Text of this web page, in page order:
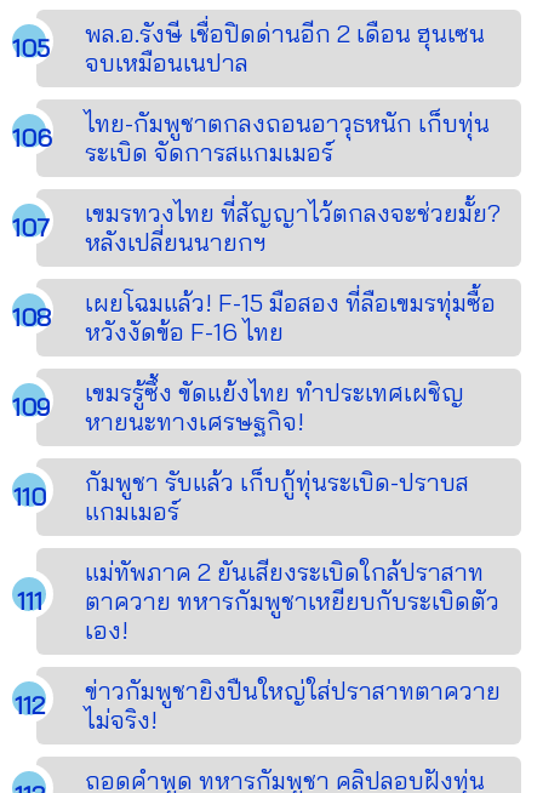
พล.อ.รังษี เชื่อปิดด่านอีก 2 เดือน ฮุนเซน
จบเหมือนเนปาล
ไทย-กัมพูชาตกลงถอนอาวุธหนัก เก็บทุ่น
ระเบิด จัดการสแกมเมอร์
เขมรทวงไทย ที่สัญญาไว้ตกลงจะช่วยมั้ย?
หลังเปลี่ยนนายกฯ
เผยโฉมแล้ว! F-15 มือสอง ที่ลือเขมรทุ่มซื้อ
หวังงัดข้อ F-16 ไทย
เขมรรู้ซึ้ง ขัดแย้งไทย ทำประเทศเผชิญ
หายนะทางเศรษฐกิจ!
กัมพูชา รับแล้ว เก็บกู้ทุ่นระเบิด-ปราบส
แกมเมอร์
แม่ทัพภาค 2 ยันเสียงระเบิดใกล้ปราสาท
ตาควาย ทหารกัมพูชาเหยียบกับระเบิดตัว
เอง!
ข่าวกัมพูชายิงปืนใหญ่ใส่ปราสาทตาควาย
ไม่จริง!
ถอดคำพูด ทหารกัมพูชา คลิปลอบฝังทุ่น